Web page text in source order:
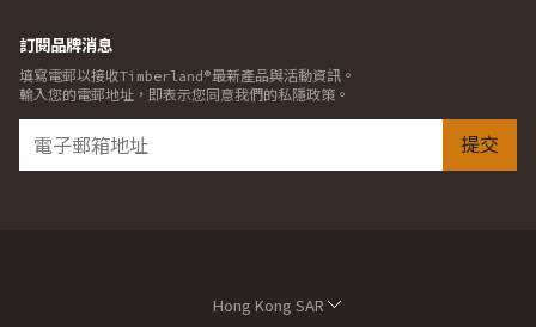
訂閱品牌消息
填寫電郵以接收Timberland®最新產品與活動資訊。
輸入您的電郵地址，即表示您同意我們的私隱政策。
提交
Hong Kong SAR